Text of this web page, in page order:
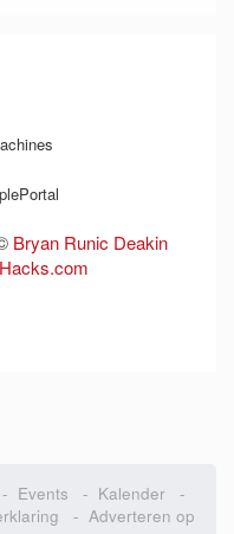
Bryan Runic Deakin
- Events - Kalender -
- Adverteren op